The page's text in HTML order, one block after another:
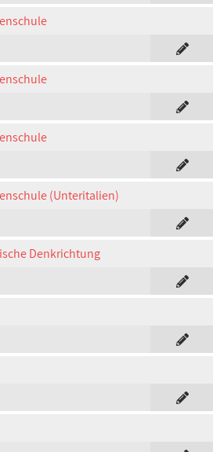
(Unteritalien)
Denkrichtung